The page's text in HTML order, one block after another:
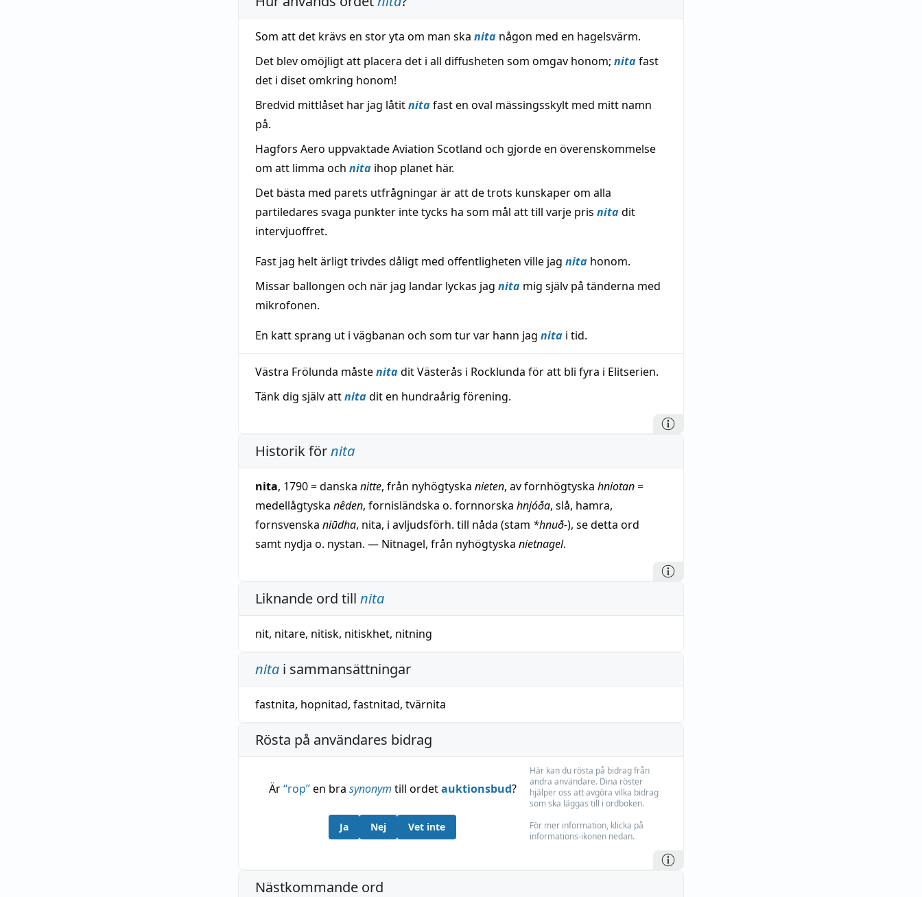
Som att det krävs en stor yta om man ska nita någon med en hagelsvärm.
Det blev omöjligt att placera det i all diffusheten som omgav honom; nitafast
det i diset omkring honom!
Bredvid mittlåset har jag låtitnitafast en oval mässingsskylt med mitt namn
på.
Hagfors Aero uppvaktade Aviation Scotland och gjorde en överenskommelse
om att limma och nita ihop planet här.
Det bästa med parets utfrågningar är att de trots kunskaper om alla
partiledares svaga punkter inte tycks ha som mål att till varje pris nitadit
intervjuoffret.
Fast jag helt ärligt trivdes dåligt med offentligheten ville jag nita honom.
Missar ballongen och när jag landar lyckas jag nita mig själv på tänderna med
mikrofonen.
En katt sprang ut i vägbanan och som tur var hann jag nita i tid.
Västra Frölunda måstenitadit Västerås i Rocklunda för att bli fyra i Elitserien.
Tänk dig själv attnitadit en hundraårig förening.
Historik förnita
nita, 1790 = danska nitte, från nyhögtyska nieten, av fornhögtyska hniotan=
medellågtyska nêden, fornisländska o. fornnorska hnjóða, slå, hamra,
fornsvenska niūdha, nita, i avljudsförh. till nåda (stam *hnuð-), se detta ord
samt nydja o. nystan. — Nitnagel, från nyhögtyska nietnagel.
Liknande ord till nita
nit, nitare, nitisk, nitiskhet, nitning
nita i sammansättningar
fastnita, hopnitad, fastnitad, tvärnita
Rösta på användares bidrag
Är“rop”en bra synonym till ordetauktionsbud?
Ja Nej Vet inte
Här kan du rösta på bidrag från
andra användare. Dina röster
hjälper oss att avgöra vilka bidrag
som ska läggas till i ordboken.
För mer information, klicka på
informations-ikonen nedan.
Nästkommande ord